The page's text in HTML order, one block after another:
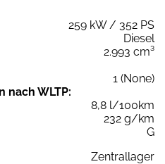
259 kW / 352 PS
Diesel
2.993 cm³
1 (None)
nach WLTP:
8,8 l/100km
232 g/km
G
Zentrallager